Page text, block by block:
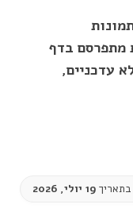
מתפרסם בדף
עדכניים,
19 יולי, 2026